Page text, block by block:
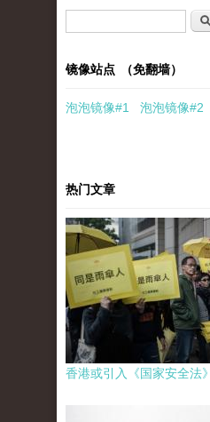
搜索
镜像站点 （免翻墙）
泡泡镜像#1 泡泡镜像#2
热门文章
香港或引入《国家安全法》